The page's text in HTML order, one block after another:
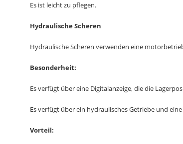
Es ist leicht zu pflegen.
Hydraulische Scheren
Hydraulische Scheren verwenden eine
Besonderheit:
Es verfügt über eine Digitalanzeige, die die
Es verfügt über ein hydraulisches Getriebe und
Vorteil: